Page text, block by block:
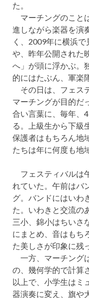
た。
マーチングのこと
進しながら楽器を演
く、2009年に横浜
や、昨年公開され
へ」が頭に浮かぶ。
的にはたぶん、軍楽
その日は、フェス
マーチングが目的だ
合い言葉に、毎年、
る。上級生から下級
保護者はもちろん地
たちは年に何度も地
フェスティバルは
れていた。午前はバ
グ。バンドにはいわ
た。いわきと交流の
三小、錦小はちいさ
にまとめ、音はもち
た美しさが印象に残
一方、マーチング
の、幾何学的で計算
以上で、小学生はミ
器演奏に変え、旗や